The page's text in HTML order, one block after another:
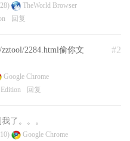
TheWorld Browser
回复
#2
2284.html偷你文
Google Chrome
回复
了。。。
Google Chrome